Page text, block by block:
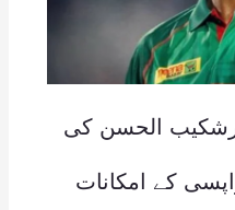
الحسن کی
کے امکانات